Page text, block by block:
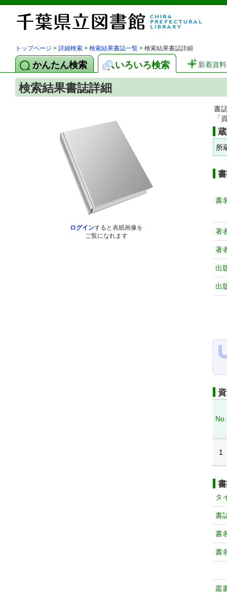
トップページ > 詳細検索 > 検索結果書誌一覧 > 検索結果書誌詳細
かんたん検索 いろいろ検索 新着資料
検索結果書誌詳細
ログインすると表紙画像を
ご覧になれます
書
「
所
書
著
著
出
出
No.
1
タ
書
書
書
叢